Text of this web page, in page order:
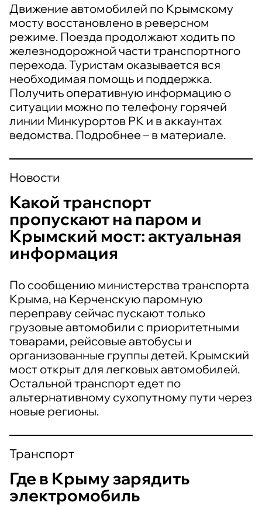
Движение автомобилей по Крымскому
мосту восстановлено в реверсном
режиме. Поезда продолжают ходить по
железнодорожной части транспортного
перехода. Туристам оказывается вся
необходимая помощь и поддержка.
Получить оперативную информацию о
ситуации можно по телефону горячей
линии Минкурортов РК и в аккаунтах
ведомства. Подробнее – в материале.
Новости
Какой транспорт
пропускают на паром и
Крымский мост: актуальная
информация
По сообщению министерства транспорта
Крыма, на Керченскую паромную
переправу сейчас пускают только
грузовые автомобили с приоритетными
товарами, рейсовые автобусы и
организованные группы детей. Крымский
мост открыт для легковых автомобилей.
Остальной транспорт едет по
альтернативному сухопутному пути через
новые регионы.
Транспорт
Где в Крыму зарядить
электромобиль